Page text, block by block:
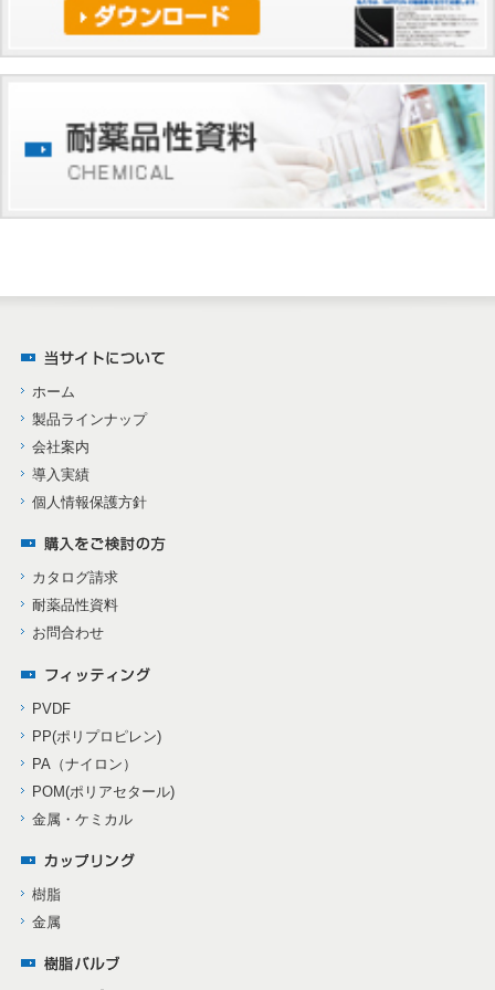
ホーム
製品ラインナップ
会社案内
導入実績
個人情報保護方針
カタログ請求
耐薬品性資料
お問合わせ
PVDF
PP(ポリプロピレン)
PA（ナイロン）
POM(ポリアセタール)
金属・ケミカル
樹脂
金属